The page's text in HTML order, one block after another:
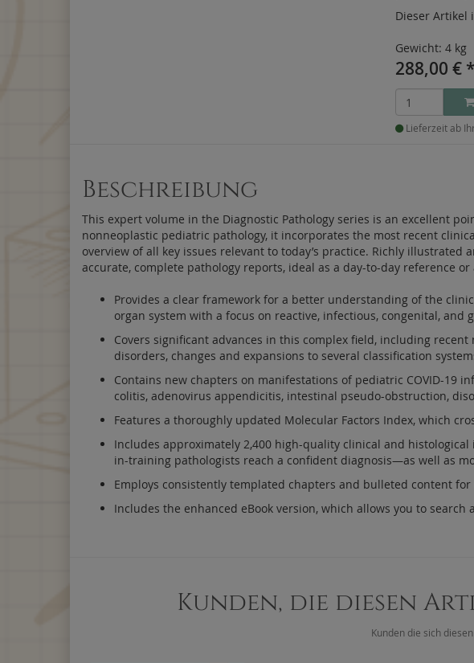
Dieser Artikel
Gewicht: 4 kg
288,00 € *
Lieferzeit ab
Beschreibung
This expert volume in the Diagnostic Pathology series is an excellent
nonneoplastic pediatric pathology, it incorporates the most recent
overview of all key issues relevant to today’s practice. Richly
accurate, complete pathology reports, ideal as a day-to-day reference
Provides a clear framework for a better understanding of the
organ system with a focus on reactive, infectious, congenital, and
Covers significant advances in this complex field, including
disorders, changes and expansions to several classification
Contains new chapters on manifestations of pediatric COVID-19
colitis, adenovirus appendicitis, intestinal pseudo-obstruction,
Features a thoroughly updated Molecular Factors Index, which
Includes approximately 2,400 high-quality clinical and
in-training pathologists reach a confident diagnosis—as well as
Employs consistently templated chapters and bulleted content
Includes the enhanced eBook version, which allows you to
Kunden, die diesen
Kunden die sich